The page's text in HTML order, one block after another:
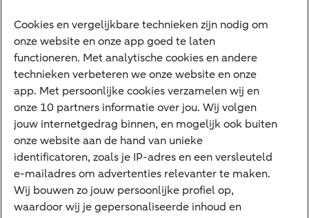
Digitale diensten
Internet Bankieren
ABN AMRO app
Tikkie
Apple Pay
Google Pay
Veilig bankieren
Meest gezocht
Cookies en vergelijkbare technieken zijn nodig om
onze website en onze app goed te laten
functioneren. Met analytische cookies en andere
technieken verbeteren we onze website en onze
app. Met persoonlijke cookies verzamelen wij en
onze 10 partners informatie over jou. Wij volgen
jouw internetgedrag binnen, en mogelijk ook buiten
onze website aan de hand van unieke
identificatoren, zoals je IP-adres en een versleuteld
e-mailadres om advertenties relevanter te maken.
Wij bouwen zo jouw persoonlijke profiel op,
waardoor wij je gepersonaliseerde inhoud en